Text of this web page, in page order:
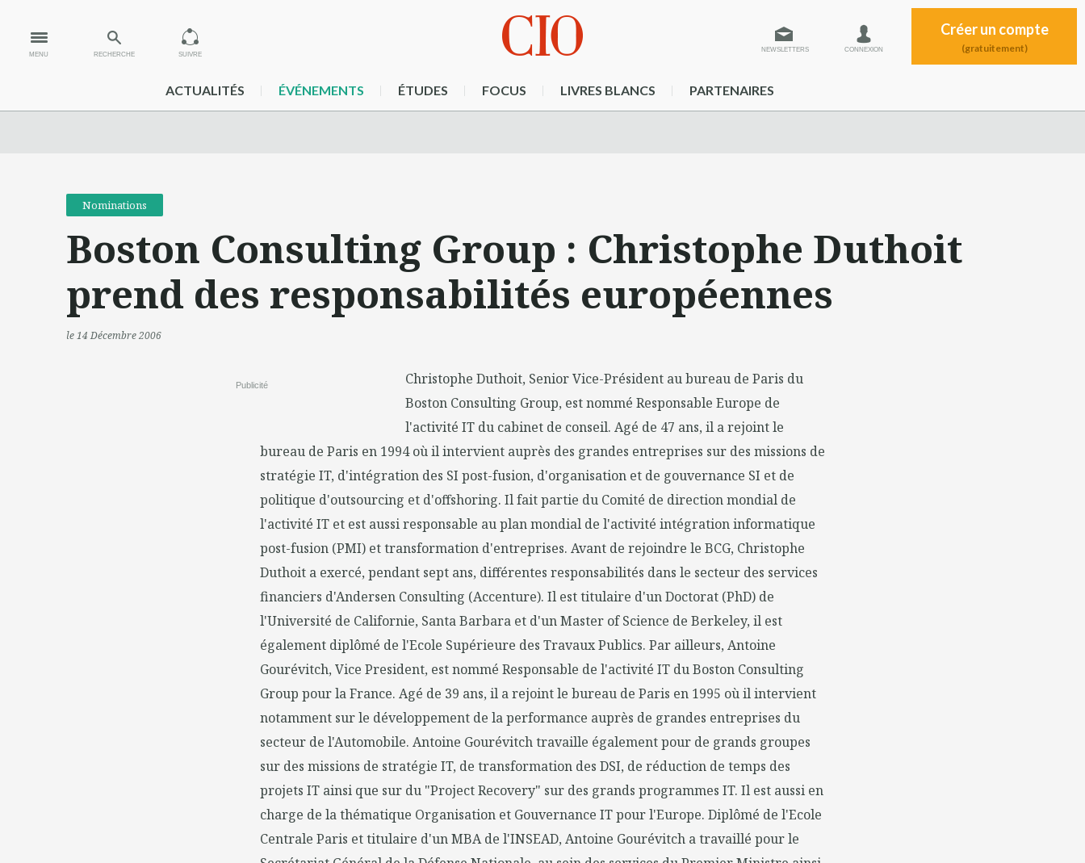
MENU RECHERCHE SUIVRE
NEWSLETTERS CONNEXION
Créer un compte
(gratuitement)
ACTUALITÉS ÉVÉNEMENTS ÉTUDES FOCUS LIVRES BLANCS PARTENAIRES
Nominations
Boston Consulting Group : Christophe Duthoit
prend des responsabilités européennes
le 14 Décembre 2006
Publicité
Christophe Duthoit, Senior Vice-Président au bureau de Paris du
Boston Consulting Group, est nommé Responsable Europe de
l'activité IT du cabinet de conseil. Agé de 47 ans, il a rejoint le
bureau de Paris en 1994 où il intervient auprès des grandes entreprises sur des missions de
stratégie IT, d'intégration des SI post-fusion, d'organisation et de gouvernance SI et de
politique d'outsourcing et d'offshoring. Il fait partie du Comité de direction mondial de
l'activité IT et est aussi responsable au plan mondial de l'activité intégration informatique
post-fusion (PMI) et transformation d'entreprises. Avant de rejoindre le BCG, Christophe
Duthoit a exercé, pendant sept ans, différentes responsabilités dans le secteur des services
financiers d'Andersen Consulting (Accenture). Il est titulaire d'un Doctorat (PhD) de
l'Université de Californie, Santa Barbara et d'un Master of Science de Berkeley, il est
également diplômé de l'Ecole Supérieure des Travaux Publics. Par ailleurs, Antoine
Gourévitch, Vice President, est nommé Responsable de l'activité IT du Boston Consulting
Group pour la France. Agé de 39 ans, il a rejoint le bureau de Paris en 1995 où il intervient
notamment sur le développement de la performance auprès de grandes entreprises du
secteur de l'Automobile. Antoine Gourévitch travaille également pour de grands groupes
sur des missions de stratégie IT, de transformation des DSI, de réduction de temps des
projets IT ainsi que sur du "Project Recovery" sur des grands programmes IT. Il est aussi en
charge de la thématique Organisation et Gouvernance IT pour l'Europe. Diplômé de l'Ecole
Centrale Paris et titulaire d'un MBA de l'INSEAD, Antoine Gourévitch a travaillé pour le